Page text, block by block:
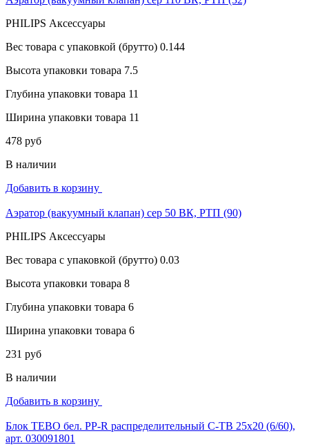
PHILIPS Аксессуары
Вес товара с упаковкой (брутто) 0.144
Высота упаковки товара 7.5
Глубина упаковки товара 11
Ширина упаковки товара 11
478 руб
В наличии
Добавить в корзину
Аэратор (вакуумный клапан) сер 50 ВК, РТП (90)
PHILIPS Аксессуары
Вес товара с упаковкой (брутто) 0.03
Высота упаковки товара 8
Глубина упаковки товара 6
Ширина упаковки товара 6
231 руб
В наличии
Добавить в корзину
Блок TEBO бел. PP-R распределительный C-TB 25x20 (6/60),
арт. 030091801